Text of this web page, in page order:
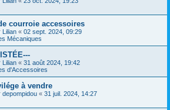
courroie accessoires
Lilian « 02 sept. 2024, 09:29
Mécaniques
Lilian « 31 août 2024, 19:42
d'Accessoires
à vendre
depompidou « 31 juil. 2024, 14:27